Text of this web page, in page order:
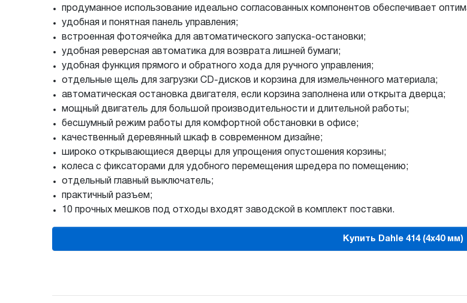
продуманное использование идеально согласованных компонентов обеспечивает
удобная и понятная панель управления;
встроенная фотоячейка для автоматического запуска-остановки;
удобная реверсная автоматика для возврата лишней бумаги;
удобная функция прямого и обратного хода для ручного управления;
отдельные щель для загрузки CD-дисков и корзина для измельченного материала;
автоматическая остановка двигателя, если корзина заполнена или открыта дверца;
мощный двигатель для большой производительности и длительной работы;
бесшумный режим работы для комфортной обстановки в офисе;
качественный деревянный шкаф в современном дизайне;
широко открывающиеся дверцы для упрощения опустошения корзины;
колеса с фиксаторами для удобного перемещения шредера по помещению;
отдельный главный выключатель;
практичный разъем;
10 прочных мешков под отходы входят заводской в комплект поставки.
Купить Dahle 414 (4х40 мм)